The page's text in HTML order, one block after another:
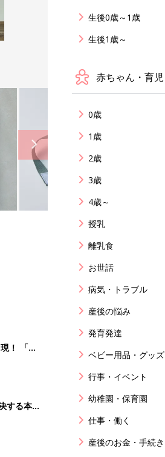
！ 「収
の理想的
する本
～2才
生後0歳～1歳
生後1歳～
赤ちゃん・育児
0歳
1歳
2歳
3歳
4歳～
授乳
離乳食
お世話
病気・トラブル
産後の悩み
発育発達
ベビー用品・グッズ
行事・イベント
幼稚園・保育園
仕事・働く
産後のお金・手続き